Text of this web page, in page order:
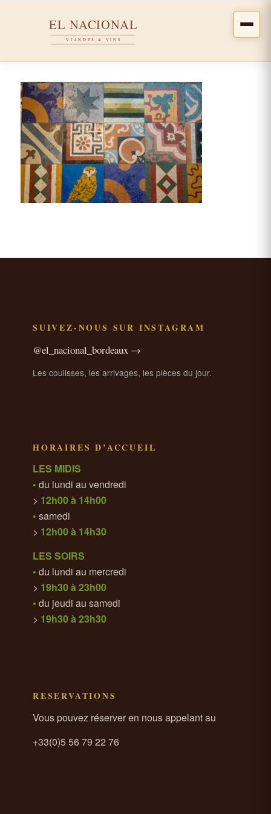
SUIVEZ-NOUS SUR INSTAGRAM
@el_nacional_bordeaux →
Les coulisses, les arrivages, les pièces du jour.
HORAIRES D’ACCUEIL
LES MIDIS
• du lundi au vendredi
> 12h00 à 14h00
• samedi
> 12h00 à 14h30
LES SOIRS
• du lundi au mercredi
> 19h30 à 23h00
• du jeudi au samedi
> 19h30 à 23h30
RESERVATIONS
Vous pouvez réserver en nous appelant au
+33(0)5 56 79 22 76